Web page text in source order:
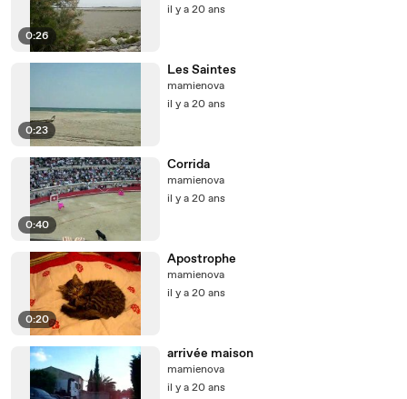
0:26
il y a 20 ans
0:23
Les Saintes
mamienova
il y a 20 ans
0:40
Corrida
mamienova
il y a 20 ans
0:20
Apostrophe
mamienova
il y a 20 ans
arrivée maison
mamienova
il y a 20 ans